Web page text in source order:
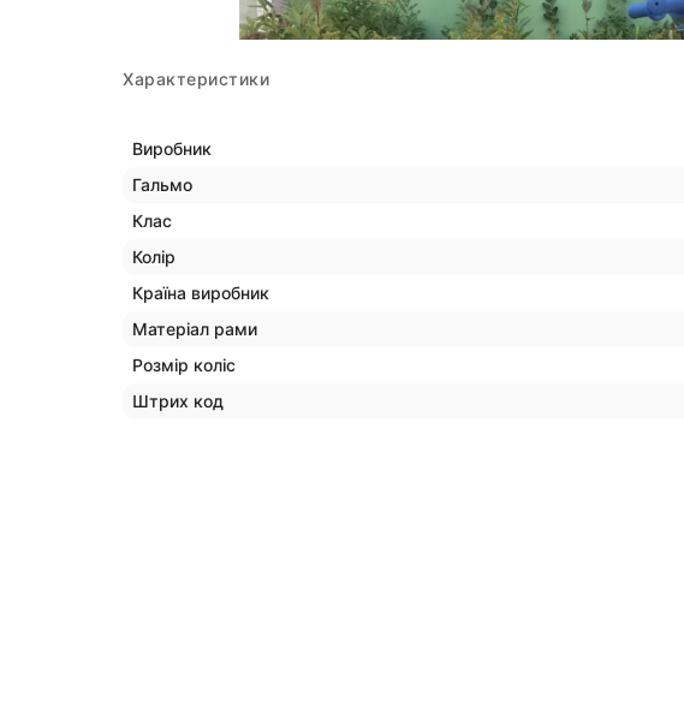
Характеристики
Виробник
Гальмо
Клас
Колір
Країна виробник
Матеріал рами
Розмір коліс
Штрих код